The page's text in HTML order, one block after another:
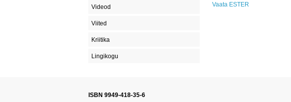
Videod
Viited
Kriitika
Lingikogu
Vaata ESTER
ISBN 9949-418-35-6